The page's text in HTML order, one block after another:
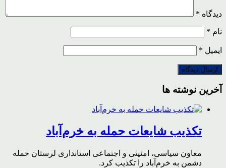
دیدگاه *
نام *
ایمیل *
آخرین نوشته ها
تکذیب شایعات حمله به خرم‌آباد
معاون سیاسی، امنیتی و اجتماعی استانداری لرستان حمله
دشمن به خرم‌آباد را تکذیب کرد.